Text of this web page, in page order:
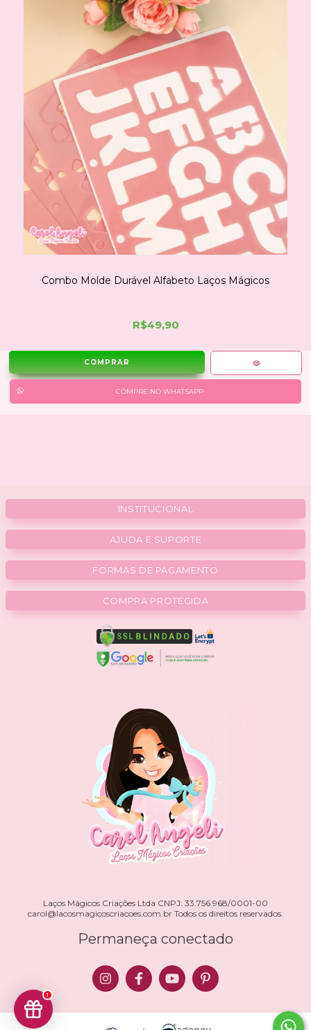
Combo Molde Durável Alfabeto Laços Mágicos
R$49,90
COMPRE NO WHATSAPP
INSTITUCIONAL
AJUDA E SUPORTE
FORMAS DE PAGAMENTO
COMPRA PROTEGIDA
Laços Mágicos Criações Ltda CNPJ: 33.756.968/0001-00
carol@lacosmagicoscriacoes.com.br Todos os direitos reservados.
Permaneça conectado
1